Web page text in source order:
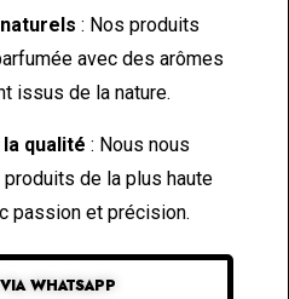
: Nos produits
avec des arômes
issus de la nature.
qualité : Nous nous
de la plus haute
passion et précision.
WHATSAPP